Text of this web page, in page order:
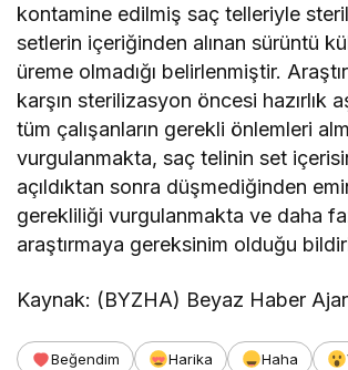
kontamine edilmiş saç telleriyle
setlerin içeriğinden alınan sürüntü
üreme olmadığı belirlenmiştir.
karşın sterilizasyon öncesi hazırlık
tüm çalışanların gerekli önlemleri
vurgulanmakta, saç telinin set
açıldıktan sonra düşmediğinden
gerekliliği vurgulanmakta ve daha
araştırmaya gereksinim olduğu
Kaynak: (BYZHA) Beyaz Haber
Beğendim Harika Haha